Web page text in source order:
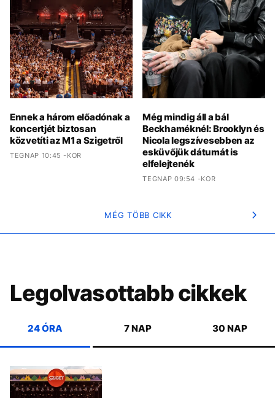
Ennek a három előadónak a
koncertjét biztosan
közvetíti az M1 a Szigetről
TEGNAP 10:45 -KOR
Még mindig áll a bál
Beckhaméknél: Brooklyn és
Nicola legszívesebben az
esküvőjük dátumát is
elfelejtenék
TEGNAP 09:54 -KOR
MÉG TÖBB CIKK
Legolvasottabb cikkek
24 ÓRA 7 NAP 30 NAP